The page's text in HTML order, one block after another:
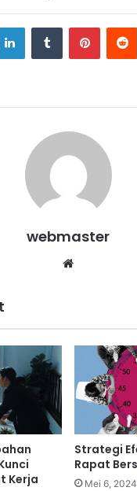
LinkedInTumblr Pinterest
webmaster
Kerja
Strategi
Rapat
Mei 6, 2024